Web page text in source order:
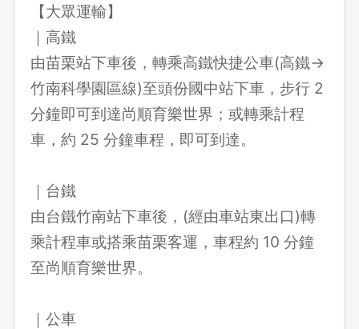
【大眾運輸】
｜高鐵
由苗栗站下車後，轉乘高鐵快捷公車(高鐵→
竹南科學園區線)至頭份國中站下車，步行 2
分鐘即可到達尚順育樂世界；或轉乘計程
車，約 25 分鐘車程，即可到達。
｜台鐵
由台鐵竹南站下車後，(經由車站東出口)轉
乘計程車或搭乘苗栗客運，車程約 10 分鐘
至尚順育樂世界。
｜公車